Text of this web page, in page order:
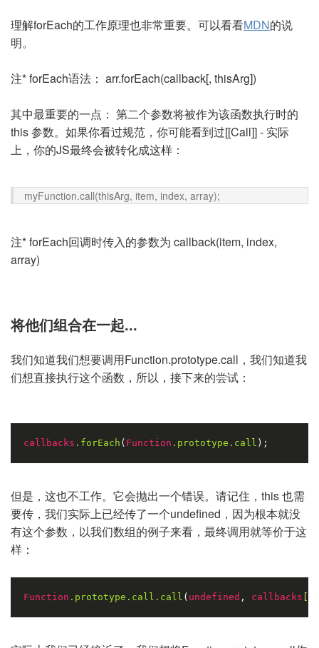
理解forEach的工作原理也非常重要。可以看看MDN的说
明。
注* forEach语法： arr.forEach(callback[, thisArg])
其中最重要的一点： 第二个参数将被作为该函数执行时的
this 参数。如果你看过规范，你可能看到过[[Call]] - 实际
上，你的JS最终会被转化成这样：
myFunction.call(thisArg, item, index, array);
注* forEach回调时传入的参数为 callback(item, index,
array)
将他们组合在一起...
我们知道我们想要调用Function.prototype.call，我们知道我
们想直接执行这个函数，所以，接下来的尝试：
callbacks .forEach ( Function .prototype .call );
但是，这也不工作。它会抛出一个错误。请记住，this 也需
要传，我们实际上已经传了一个undefined，因为根本就没
有这个参数，以我们数组的例子来看，最终调用就等价于这
样：
Function .prototype .call .call ( undefined , callbacks